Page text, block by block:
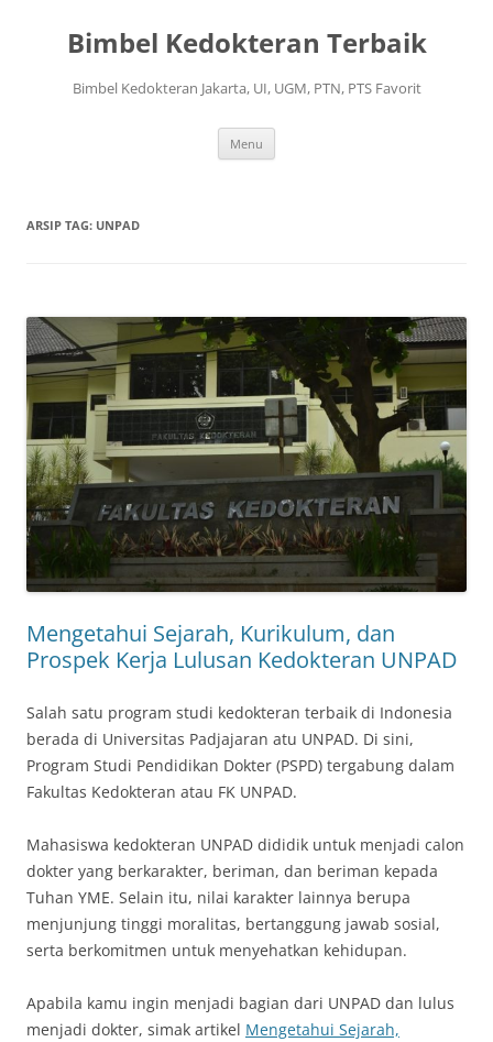
Bimbel Kedokteran Terbaik
Bimbel Kedokteran Jakarta, UI, UGM, PTN, PTS Favorit
Menu
ARSIP TAG: UNPAD
Mengetahui Sejarah, Kurikulum, dan
Prospek Kerja Lulusan Kedokteran UNPAD
Salah satu program studi kedokteran terbaik di Indonesia
berada di Universitas Padjajaran atu UNPAD. Di sini,
Program Studi Pendidikan Dokter (PSPD) tergabung dalam
Fakultas Kedokteran atau FK UNPAD.
Mahasiswa kedokteran UNPAD dididik untuk menjadi calon
dokter yang berkarakter, beriman, dan beriman kepada
Tuhan YME. Selain itu, nilai karakter lainnya berupa
menjunjung tinggi moralitas, bertanggung jawab sosial,
serta berkomitmen untuk menyehatkan kehidupan.
Apabila kamu ingin menjadi bagian dari UNPAD dan lulus
menjadi dokter, simak artikel Mengetahui Sejarah,